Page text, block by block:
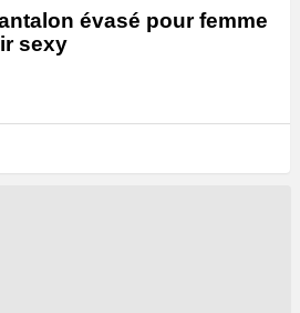
évasé pour femme
sexy